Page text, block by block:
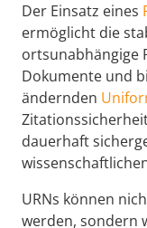
Der Einsatz eines
ermöglicht die
ortsunabhängige
Dokumente und
ändernden
dauerhaft
URNs können
werden, sondern